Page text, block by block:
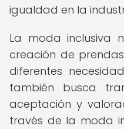
igualdad en la
La moda inclusiva
creación de
diferentes
también busca
aceptación y
través de la moda